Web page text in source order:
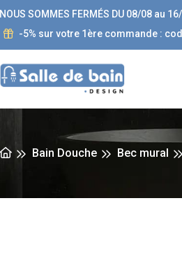
NOUS SOMMES FERMÉS DU 08/08 au
-5% sur votre 1ère commande :
Bain Douche Bec mural